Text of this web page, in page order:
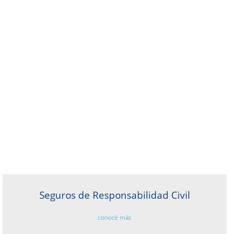
Seguros de Responsabilidad Civil
conocé más